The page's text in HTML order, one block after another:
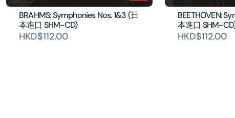
BRAHMS: Symphonies Nos. 1&3 (日
本進口 SHM-CD)
HKD$112.00
BEETHOVEN:
本進口 SHM-
HKD$112.00